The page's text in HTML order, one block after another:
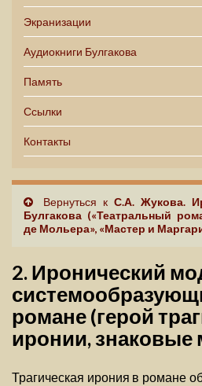
Экранизации
Аудиокниги Булгакова
Память
Ссылки
Контакты
Вернуться к С.А. Жукова.
Булгакова («Театральный
де Мольера», «Мастер и
2. Иронический
романе (герой
иронии, знаковые
Трагическая ирония в романе